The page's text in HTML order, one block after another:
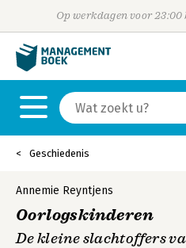
Op werkdagen voor
Geschiedenis
Annemie Reyntjens
Oorlogskinderen
De kleine slachtoffers